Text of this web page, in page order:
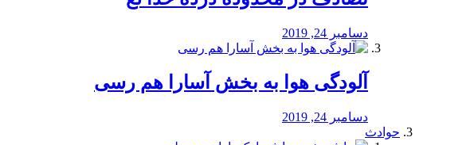
دسامبر 24, 2019
آلودگی هوا به بخش آسارا هم رسی
دسامبر 24, 2019
حوادث